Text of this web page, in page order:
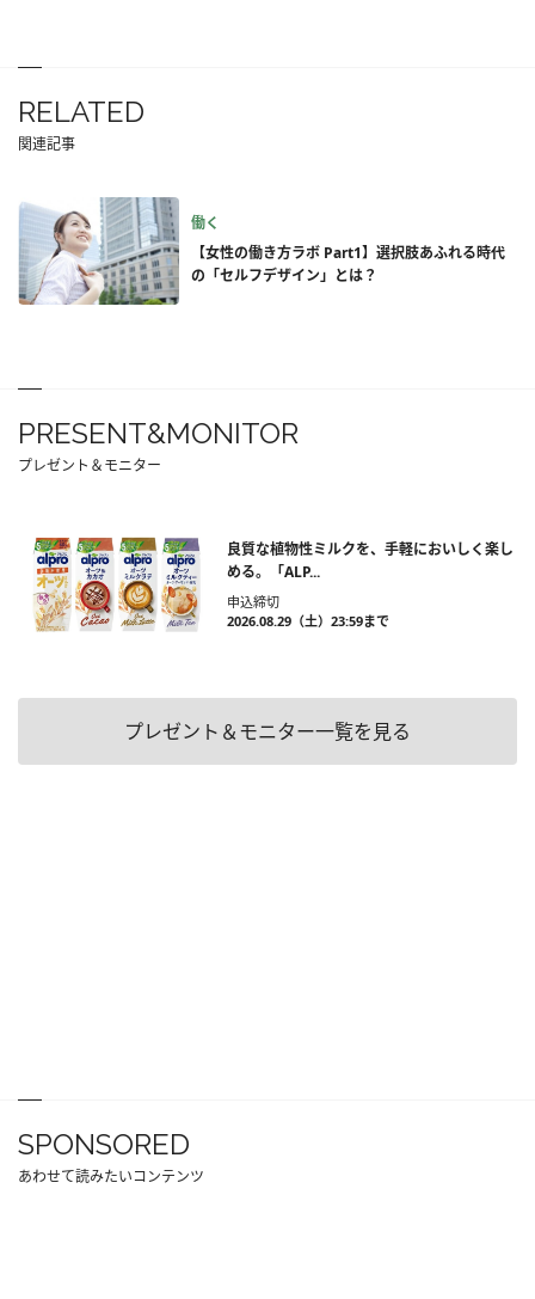
RELATED
関連記事
働く
【女性の働き方ラボ Part1】選択肢あふれる時代
の「セルフデザイン」とは？
PRESENT&MONITOR
プレゼント＆モニター
良質な植物性ミルクを、手軽においしく楽し
める。「ALP...
申込締切
2026.08.29（土）23:59まで
プレゼント＆モニター一覧を見る
SPONSORED
あわせて読みたいコンテンツ